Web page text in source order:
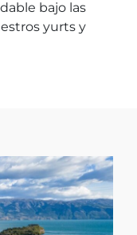
bajo las
yurts y